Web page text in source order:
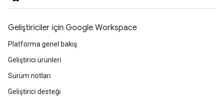
Geliştiriciler için Google Workspace
Platforma genel bakış
Geliştirici ürünleri
Sürüm notları
Geliştirici desteği